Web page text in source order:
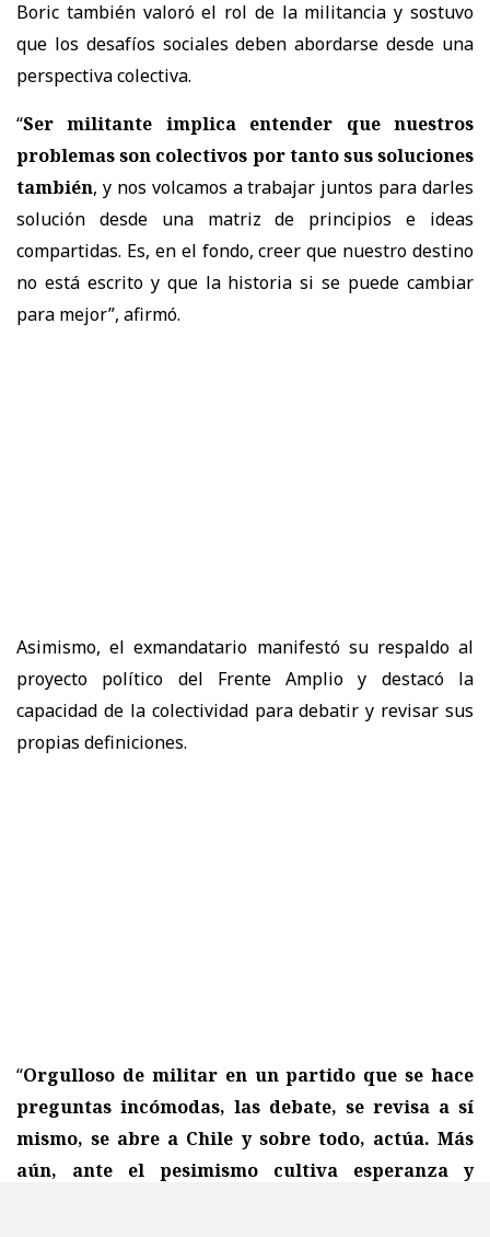
Boric también valoró el rol de la militancia y sostuvo
que los desafíos sociales deben abordarse desde una
perspectiva colectiva.
“Ser militante implica entender que nuestros
problemas son colectivos por tanto sus soluciones
también, y nos volcamos a trabajar juntos para darles
solución desde una matriz de principios e ideas
compartidas. Es, en el fondo, creer que nuestro destino
no está escrito y que la historia si se puede cambiar
para mejor”, afirmó.
Asimismo, el exmandatario manifestó su respaldo al
proyecto político del Frente Amplio y destacó la
capacidad de la colectividad para debatir y revisar sus
propias definiciones.
“Orgulloso de militar en un partido que se hace
preguntas incómodas, las debate, se revisa a sí
mismo, se abre a Chile y sobre todo, actúa. Más
aún, ante el pesimismo cultiva esperanza y